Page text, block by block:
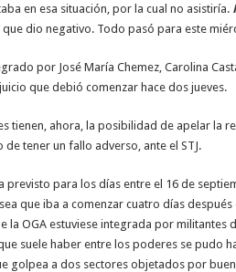
en esa situación, por la cual no asistiría.
dio negativo. Todo pasó para este
por José María Chemez, Carolina
que debió comenzar hace dos jueves.
tienen, ahora, la posibilidad de apelar la
de tener un fallo adverso, ante el STJ.
previsto para los días entre el 16 de
que iba a comenzar cuatro días
la OGA estuviese integrada por militantes
suele haber entre los poderes se pudo
golpea a dos sectores objetados por